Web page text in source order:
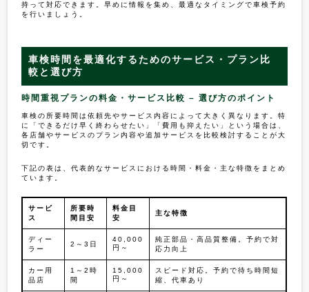
持って対応できます。早めに情報を集め、最適なタイミングで車検予約
を行いましょう。
車検時間を最適化するためのサービス・プラン比
較と選び方
時間重視プランの料金・サービス比較 – 選び方のポイント
車検の所要時間は依頼先やサービス内容によって大きく異なります。特
に「できるだけ早く終わらせたい」「費用も抑えたい」という場合は、
各店舗やサービスのプラン内容や追加サービスを比較検討することが大
切です。
下記の表は、代表的なサービスにおける時間・料金・主な特徴をまとめ
ています。
サービ
ス
所要時
間目安
料金目
安
主な特徴
ディー
ラー
2～3日
40,000
円～
純正部品・高品質整備。予約で対
応力向上
カー用
品店
1～2時
間
15,000
円～
スピード対応。予約で待ち時間短
縮、代車あり